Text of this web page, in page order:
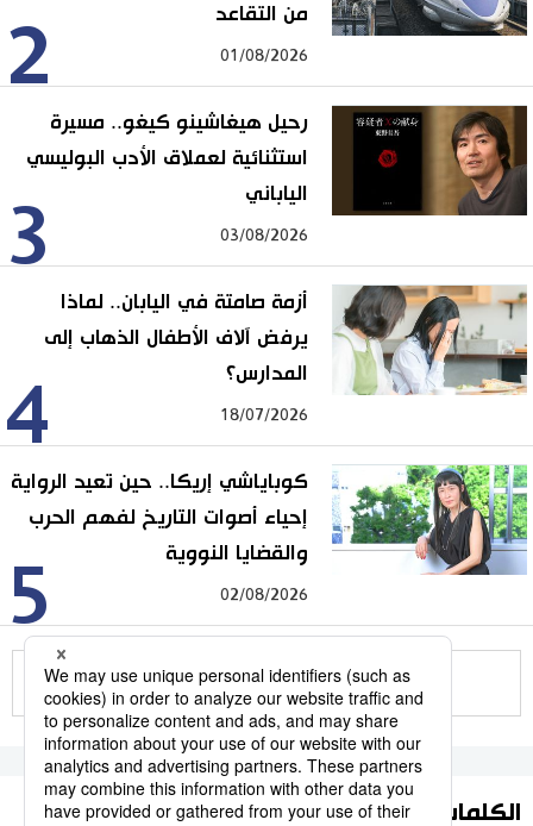
2
من التقاعد
01/08/2026
3
رحيل هيغاشينو كيغو.. مسيرة
استثنائية لعملاق الأدب البوليسي
الياباني
03/08/2026
4
أزمة صامتة في اليابان.. لماذا
يرفض آلاف الأطفال الذهاب إلى
المدارس؟
18/07/2026
5
كوباياشي إريكا.. حين تعيد الرواية
إحياء أصوات التاريخ لفهم الحرب
والقضايا النووية
02/08/2026
للمزيد
الكلمات الأكثر بحثا